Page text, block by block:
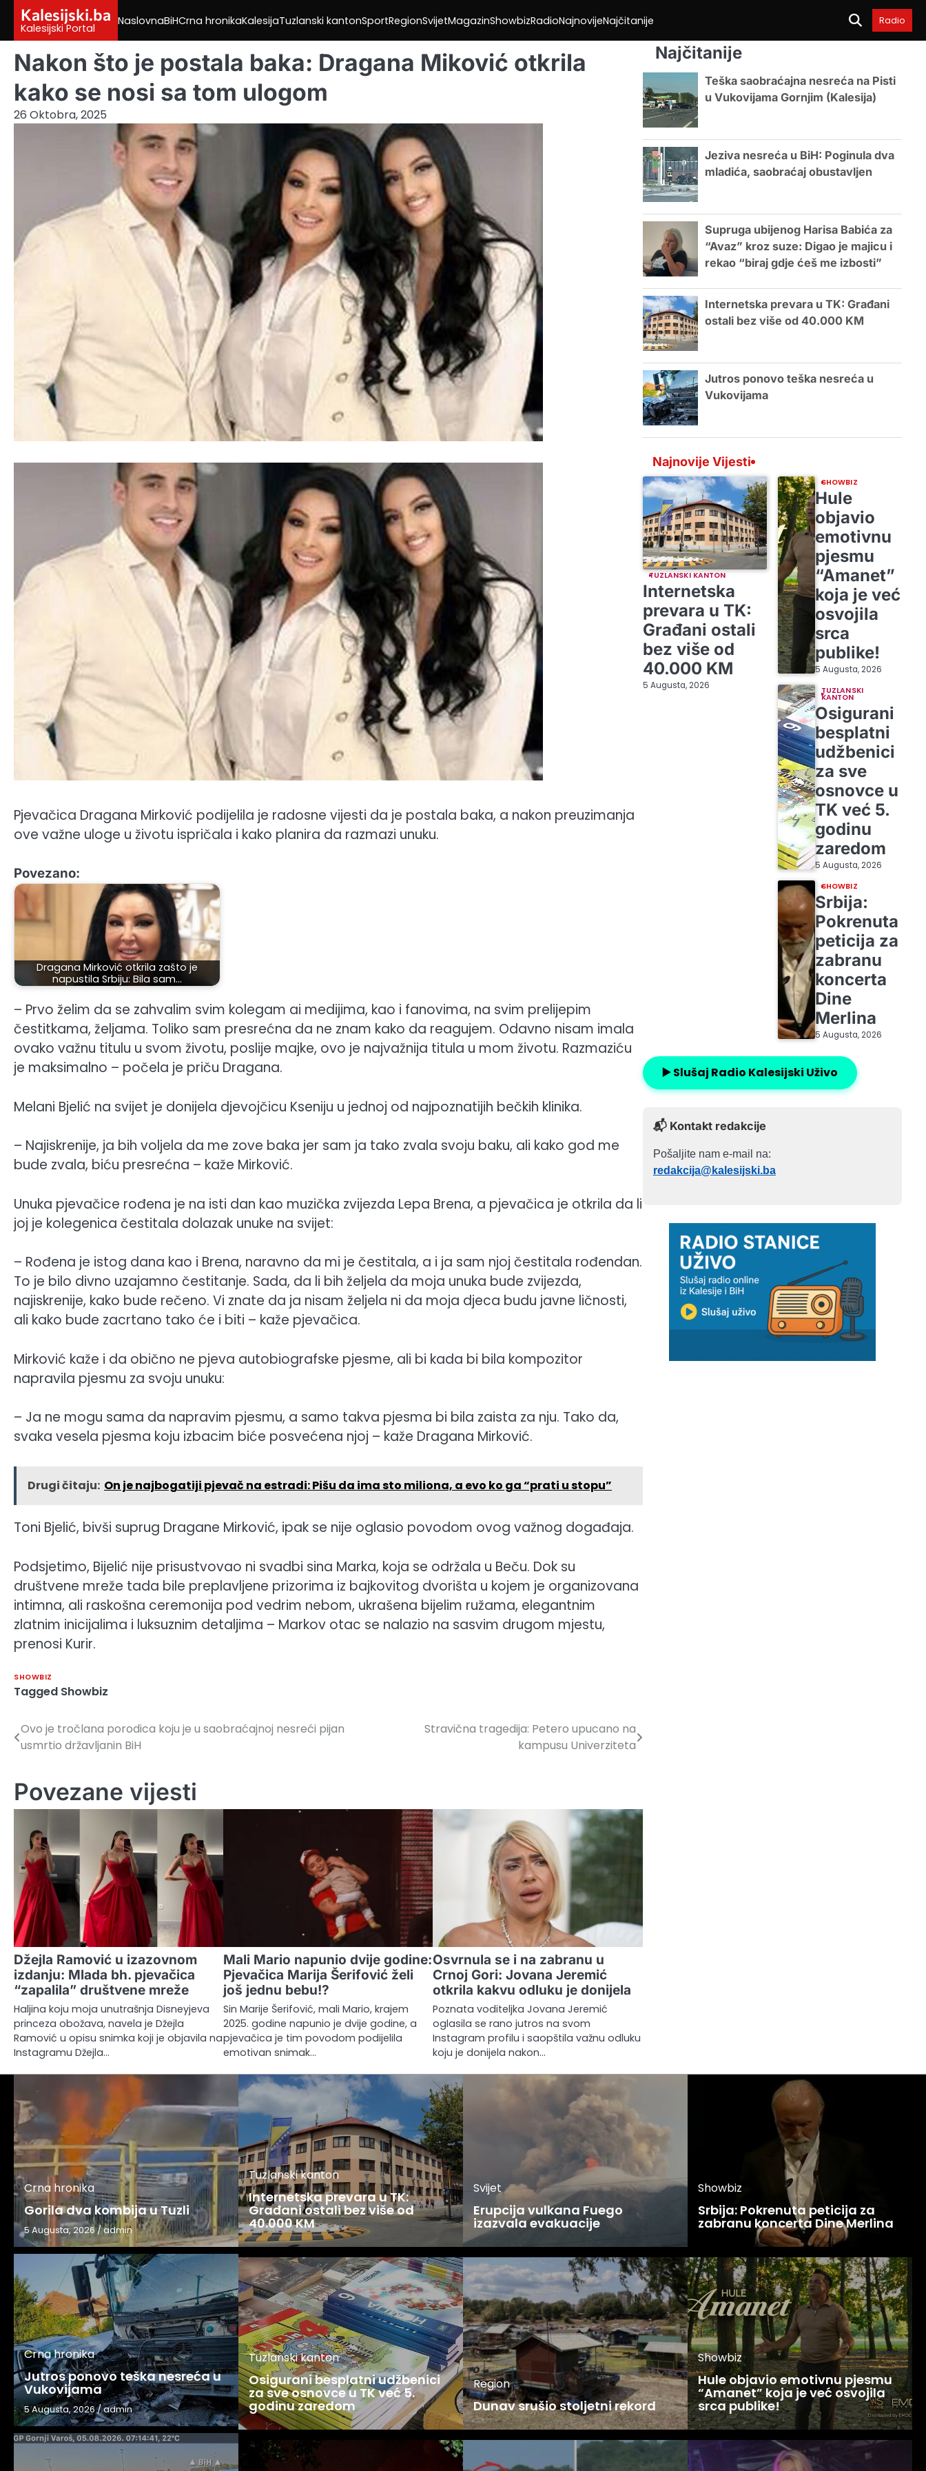
content
Kalesijski.ba
Kalesijski Portal
NaslovnaBiHCrna hronikaKalesijaTuzlanski kantonSportRegionSvijetMagazinShowbizRadioNajnovijeNajčitanije Radio
Nakon što je postala baka: Dragana Miković otkrila
kako se nosi sa tom ulogom
26 Oktobra, 2025
Pjevačica Dragana Mirković podijelila je radosne vijesti da je postala baka, a nakon preuzimanja
ove važne uloge u životu ispričala i kako planira da razmazi unuku.
Povezano:
Dragana Mirković otkrila zašto je
napustila Srbiju: Bila sam…
– Prvo želim da se zahvalim svim kolegam ai medijima, kao i fanovima, na svim prelijepim
čestitkama, željama. Toliko sam presrećna da ne znam kako da reagujem. Odavno nisam imala
ovako važnu titulu u svom životu, poslije majke, ovo je najvažnija titula u mom životu. Razmaziću
je maksimalno – počela je priču Dragana.
Melani Bjelić na svijet je donijela djevojčicu Kseniju u jednoj od najpoznatijih bečkih klinika.
– Najiskrenije, ja bih voljela da me zove baka jer sam ja tako zvala svoju baku, ali kako god me
bude zvala, biću presrećna – kaže Mirković.
Unuka pjevačice rođena je na isti dan kao muzička zvijezda Lepa Brena, a pjevačica je otkrila da li
joj je kolegenica čestitala dolazak unuke na svijet:
– Rođena je istog dana kao i Brena, naravno da mi je čestitala, a i ja sam njoj čestitala rođendan.
To je bilo divno uzajamno čestitanje. Sada, da li bih željela da moja unuka bude zvijezda,
najiskrenije, kako bude rečeno. Vi znate da ja nisam željela ni da moja djeca budu javne ličnosti,
ali kako bude zacrtano tako će i biti – kaže pjevačica.
Mirković kaže i da obično ne pjeva autobiografske pjesme, ali bi kada bi bila kompozitor
napravila pjesmu za svoju unuku:
– Ja ne mogu sama da napravim pjesmu, a samo takva pjesma bi bila zaista za nju. Tako da,
svaka vesela pjesma koju izbacim biće posvećena njoj – kaže Dragana Mirković.
Drugi čitaju: On je najbogatiji pjevač na estradi: Pišu da ima sto miliona, a evo ko ga “prati u stopu”
Toni Bjelić, bivši suprug Dragane Mirković, ipak se nije oglasio povodom ovog važnog događaja.
Podsjetimo, Bijelić nije prisustvovao ni svadbi sina Marka, koja se održala u Beču. Dok su
društvene mreže tada bile preplavljene prizorima iz bajkovitog dvorišta u kojem je organizovana
intimna, ali raskošna ceremonija pod vedrim nebom, ukrašena bijelim ružama, elegantnim
zlatnim inicijalima i luksuznim detaljima – Markov otac se nalazio na sasvim drugom mjestu,
prenosi Kurir.
SHOWBIZ
Tagged Showbiz
Navigacija
Ovo je tročlana porodica koju je u saobraćajnoj nesreći pijan
usmrtio državljanin BiH
Stravična tragedija: Petero upucano na
kampusu Univerziteta
Povezane vijesti
Džejla Ramović u izazovnom
izdanju: Mlada bh. pjevačica
“zapalila” društvene mreže
Haljina koju moja unutrašnja Disneyjeva
princeza obožava, navela je Džejla
Ramović u opisu snimka koji je objavila na
Instagramu Džejla…
Mali Mario napunio dvije godine:
Pjevačica Marija Šerifović želi
još jednu bebu!?
Sin Marije Šerifović, mali Mario, krajem
2025. godine napunio je dvije godine, a
pjevačica je tim povodom podijelila
emotivan snimak…
Osvrnula se i na zabranu u
Crnoj Gori: Jovana Jeremić
otkrila kakvu odluku je donijela
Poznata voditeljka Jovana Jeremić
oglasila se rano jutros na svom
Instagram profilu i saopštila važnu odluku
koju je donijela nakon…
Najčitanije
Teška saobraćajna nesreća na Pisti
u Vukovijama Gornjim (Kalesija)
Jeziva nesreća u BiH: Poginula dva
mladića, saobraćaj obustavljen
Supruga ubijenog Harisa Babića za
“Avaz” kroz suze: Digao je majicu i
rekao “biraj gdje ćeš me izbosti”
Internetska prevara u TK: Građani
ostali bez više od 40.000 KM
Jutros ponovo teška nesreća u
Vukovijama
Najnovije Vijesti
TUZLANSKI KANTON
Internetska
prevara u TK:
Građani ostali
bez više od
40.000 KM
5 Augusta, 2026
SHOWBIZ
Hule
objavio
emotivnu
pjesmu
“Amanet”
koja je već
osvojila
srca
publike!
5 Augusta, 2026
TUZLANSKI
KANTON
Osigurani
besplatni
udžbenici
za sve
osnovce u
TK već 5.
godinu
zaredom
5 Augusta, 2026
SHOWBIZ
Srbija:
Pokrenuta
peticija za
zabranu
koncerta
Dine
Merlina
5 Augusta, 2026
▶️ Slušaj Radio Kalesijski Uživo
📬 Kontakt redakcije
Pošaljite nam e-mail na:
redakcija@kalesijski.ba
Crna hronika
Gorila dva kombija u Tuzli
5 Augusta, 2026/admin
Crna hronika
Jutros ponovo teška nesreća u
Vukovijama
5 Augusta, 2026/admin
Tuzlanski kanton
Internetska prevara u TK:
Građani ostali bez više od
40.000 KM
Tuzlanski kanton
Osigurani besplatni udžbenici
za sve osnovce u TK već 5.
godinu zaredom
Svijet
Erupcija vulkana Fuego
izazvala evakuacije
Region
Dunav srušio stoljetni rekord
Showbiz
Srbija: Pokrenuta peticija za
zabranu koncerta Dine Merlina
Showbiz
Hule objavio emotivnu pjesmu
“Amanet” koja je već osvojila
srca publike!